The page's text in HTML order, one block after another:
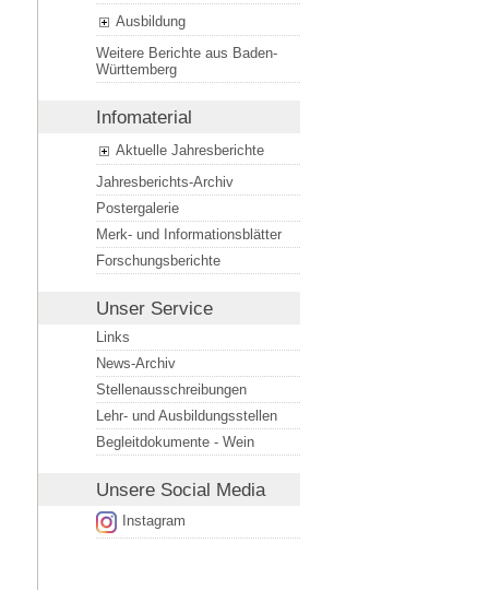
Ausbildung
Weitere Berichte aus Baden-
Württemberg
Infomaterial
Aktuelle Jahresberichte
Jahresberichts-Archiv
Postergalerie
Merk- und Informationsblätter
Forschungsberichte
Unser Service
Links
News-Archiv
Stellenausschreibungen
Lehr- und Ausbildungsstellen
Begleitdokumente - Wein
Unsere Social Media
Instagram